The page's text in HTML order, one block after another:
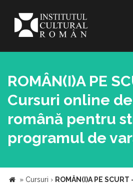
ROMÂN(I)A PE
Cursuri online
română pentru
programul de
» Cursuri › ROMÂN(I)A PE